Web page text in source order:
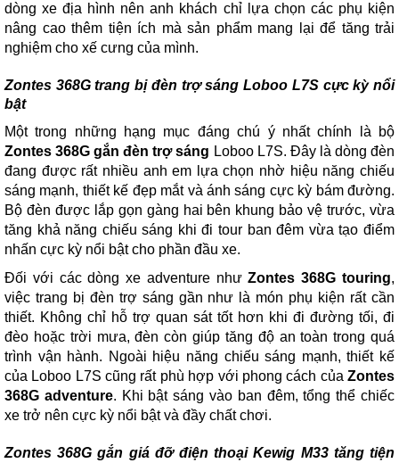
dòng xe địa hình nên anh khách chỉ lựa chọn các phụ kiện
nâng cao thêm tiện ích mà sản phẩm mang lại để tăng trải
nghiệm cho xế cưng của mình.
Zontes 368G trang bị đèn trợ sáng Loboo L7S cực kỳ nổi
bật
Một trong những hạng mục đáng chú ý nhất chính là bộ
Zontes 368G gắn đèn trợ sáng Loboo L7S. Đây là dòng đèn
đang được rất nhiều anh em lựa chọn nhờ hiệu năng chiếu
sáng mạnh, thiết kế đẹp mắt và ánh sáng cực kỳ bám đường.
Bộ đèn được lắp gọn gàng hai bên khung bảo vệ trước, vừa
tăng khả năng chiếu sáng khi đi tour ban đêm vừa tạo điểm
nhấn cực kỳ nổi bật cho phần đầu xe.
Đối với các dòng xe adventure nhưZontes 368G touring,
việc trang bị đèn trợ sáng gần như là món phụ kiện rất cần
thiết. Không chỉ hỗ trợ quan sát tốt hơn khi đi đường tối, đi
đèo hoặc trời mưa, đèn còn giúp tăng độ an toàn trong quá
trình vận hành. Ngoài hiệu năng chiếu sáng mạnh, thiết kế
của Loboo L7S cũng rất phù hợp với phong cách của Zontes
368G adventure. Khi bật sáng vào ban đêm, tổng thể chiếc
xe trở nên cực kỳ nổi bật và đầy chất chơi.
Zontes 368G gắn giá đỡ điện thoại Kewig M33 tăng tiện